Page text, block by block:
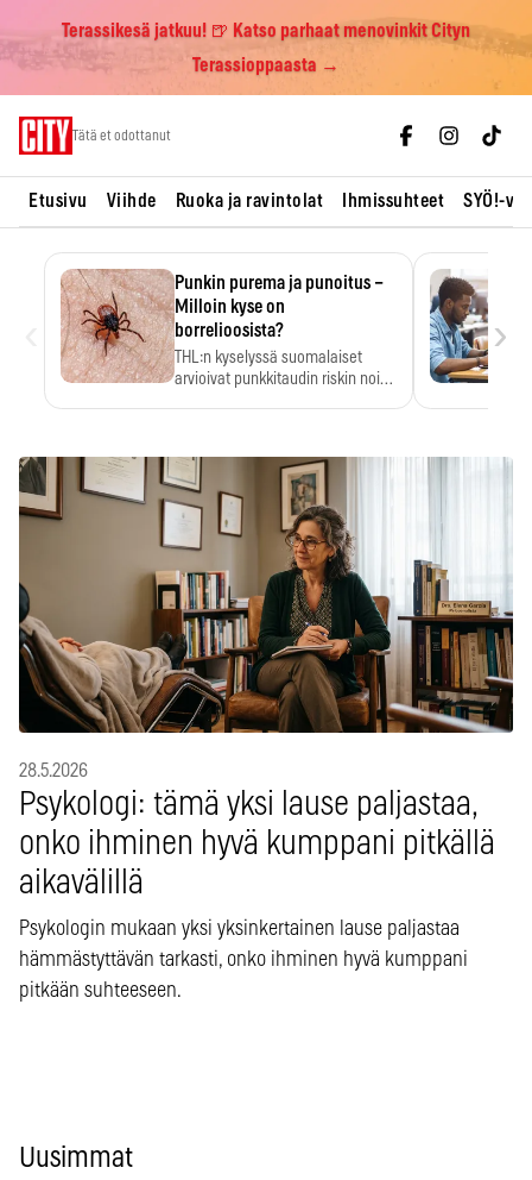
Terassikesä jatkuu! 🍺 Katso parhaat menovinkit Cityn
Terassioppaasta →
Tätä et odottanut
Etusivu Viihde Ruoka ja ravintolat Ihmissuhteet SYÖ!-
Punkin purema ja punoitus –
Milloin kyse on
borrelioosista?
THL:n kyselyssä suomalaiset
arvioivat punkkitaudin riskin noin
›
28.5.2026
Psykologi: tämä yksi lause paljastaa,
onko ihminen hyvä kumppani pitkällä
aikavälillä
Psykologin mukaan yksi yksinkertainen lause paljastaa
hämmästyttävän tarkasti, onko ihminen hyvä kumppani
pitkään suhteeseen.
Uusimmat